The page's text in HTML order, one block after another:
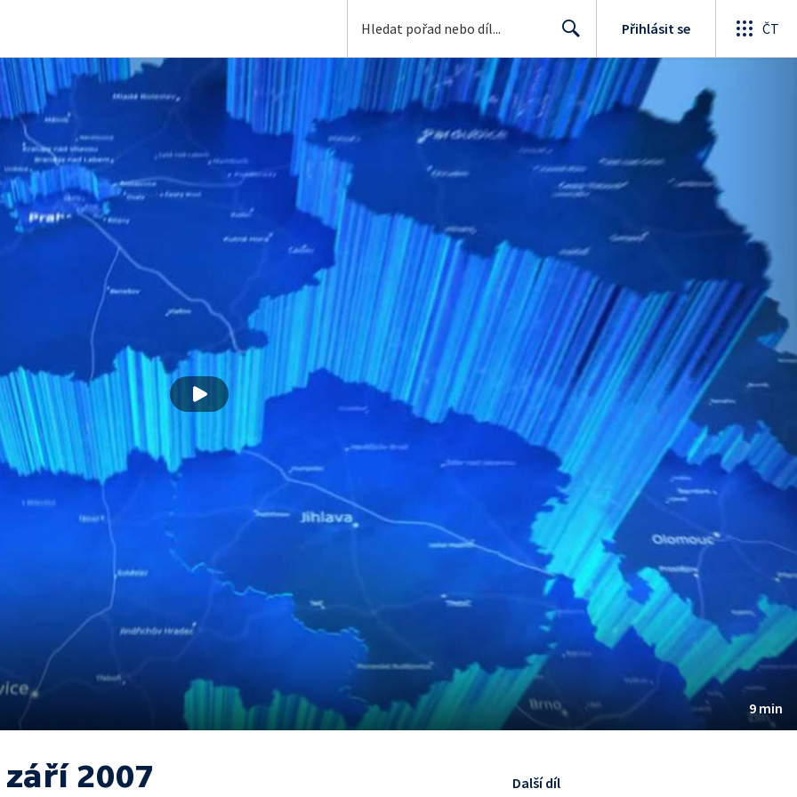
Search
Přihlásit se ČT
9 min
září 2007 Další díl